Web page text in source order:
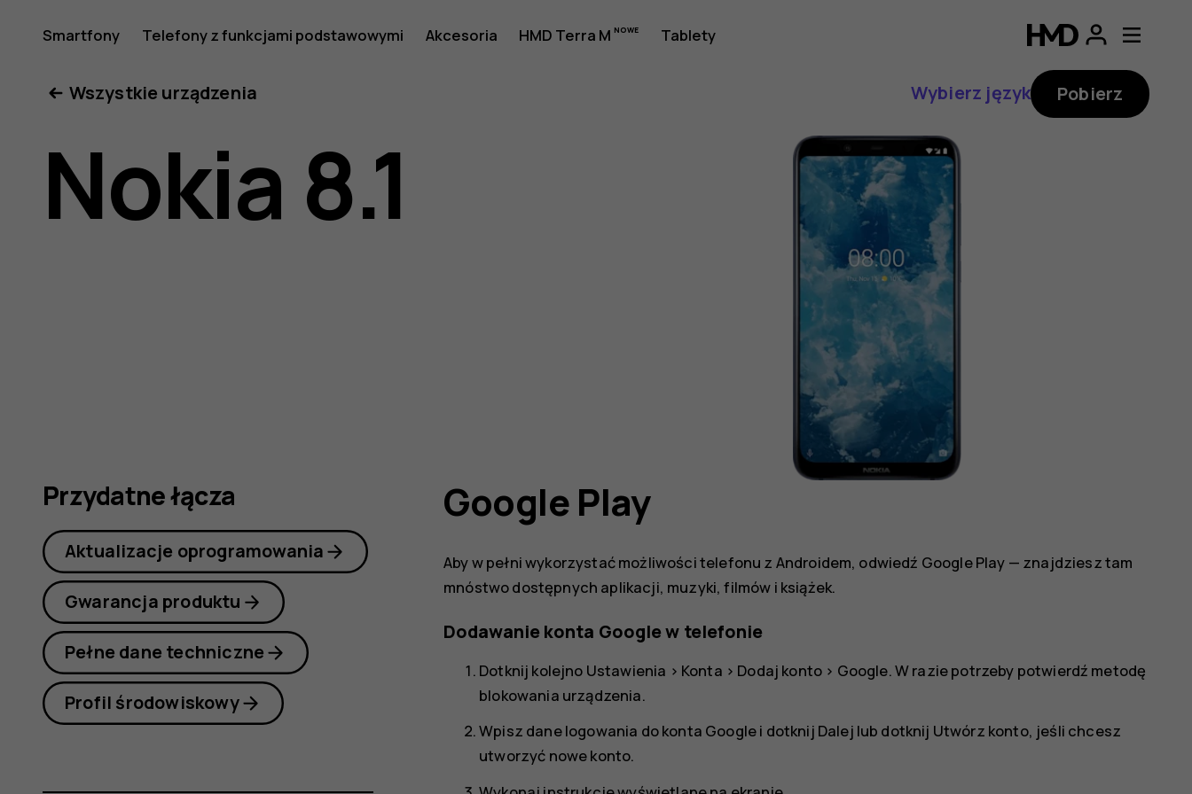
Nokia
8.1
—
Smartfony Telefony z funkcjami podstawowymi Akcesoria HMD Terra M Tablety
Wszystkie urządzenia
Wybierz język Pobierz
Nokia 8.1
Google Play
Aby w pełni wykorzystać możliwości telefonu z Androidem, odwiedź Google Play — znajdziesz tam
mnóstwo dostępnych aplikacji, muzyki, filmów i książek.
Dodawanie konta Google w telefonie
Dotknij kolejno Ustawienia > Konta > Dodaj konto > Google. W razie potrzeby potwierdź metodę
blokowania urządzenia.
Wpisz dane logowania do konta Google i dotknij Dalej lub dotknij Utwórz konto, jeśli chcesz
utworzyć nowe konto.
Przydatne łącza
Aktualizacje oprogramowania
Gwarancja produktu
Pełne dane techniczne
Profil środowiskowy